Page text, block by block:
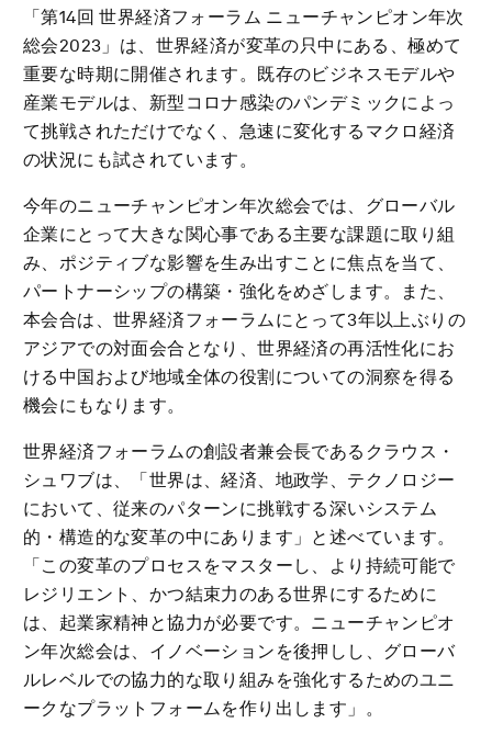
「第14回 世界経済フォーラム ニューチャンピオン年次
総会2023」は、世界経済が変革の只中にある、極めて
重要な時期に開催されます。既存のビジネスモデルや
産業モデルは、新型コロナ感染のパンデミックによっ
て挑戦されただけでなく、急速に変化するマクロ経済
の状況にも試されています。
今年のニューチャンピオン年次総会では、グローバル
企業にとって大きな関心事である主要な課題に取り組
み、ポジティブな影響を生み出すことに焦点を当て、
パートナーシップの構築・強化をめざします。また、
本会合は、世界経済フォーラムにとって3年以上ぶりの
アジアでの対面会合となり、世界経済の再活性化にお
ける中国および地域全体の役割についての洞察を得る
機会にもなります。
世界経済フォーラムの創設者兼会長であるクラウス・
シュワブは、「世界は、経済、地政学、テクノロジー
において、従来のパターンに挑戦する深いシステム
的・構造的な変革の中にあります」と述べています。
「この変革のプロセスをマスターし、より持続可能で
レジリエント、かつ結束力のある世界にするために
は、起業家精神と協力が必要です。ニューチャンピオ
ン年次総会は、イノベーションを後押しし、グローバ
ルレベルでの協力的な取り組みを強化するためのユニ
ークなプラットフォームを作り出します」。